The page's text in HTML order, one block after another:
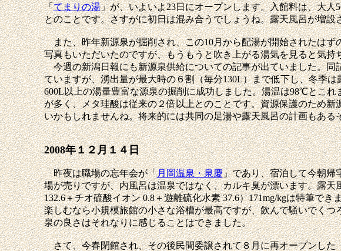
「てまりの湯」が、いよいよ23日にオープンします。入館料は、大人
とのことです。さすがに初日は混み合うでしょうね。露天風呂が増
また、昨年新源泉が掘削され、この10月から配湯が開始されたはず
写真もいただいたのですが、もうもうと吹き上がる湯気を見ると気持
今週の新潟日報にも新源泉供給についての記事が出ていました。同
ていますが、湧出量が最大時の６割（毎分130L）まで低下し、冬季
600L以上の湯量豊富な源泉の掘削に成功しました。湯温は98℃とこ
が多く、メタ珪酸は従来の２倍以上とのことです。資源保護のため
いかもしれませんね。将来的には共同の足湯や露天風呂の計画もある
2008年１２月１４日
昨夜は職場の忘年会が「月岡温泉・泉慶」であり、宿泊して今朝帰
場が売りですが、内風呂は温泉ではなく、カルキ臭が漂います。露
132.6＋チオ硫酸イオン 0.8＋遊離硫化水素 37.6）171mg/kgは特筆で
楽しむなら小規模旅館の小さな浴槽が最高ですが、飲んで騒いでく
泉の良さはそれなりに感じることはできました。
さて、今春閉館され、その後民間委譲されて８月に再オープンした